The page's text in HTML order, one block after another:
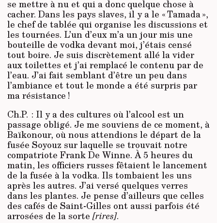
se mettre à nu et qui a donc quelque chose à
cacher. Dans les pays slaves, il y a le « Tamada »,
le chef de tablée qui organise les discussions et
les tournées. L’un d’eux m’a un jour mis une
bouteille de vodka devant moi, j’étais censé
tout boire. Je suis discrètement allé la vider
aux toilettes et j’ai remplacé le contenu par de
l’eau. J’ai fait semblant d’être un peu dans
l’ambiance et tout le monde a été surpris par
ma résistance !
Ch.P. : Il y a des cultures où l’alcool est un
passage obligé. Je me souviens de ce moment, à
Baïkonour, où nous attendions le départ de la
fusée Soyouz sur laquelle se trouvait notre
compatriote Frank De Winne. À 5 heures du
matin, les officiers russes fêtaient le lancement
de la fusée à la vodka. Ils tombaient les uns
après les autres. J’ai versé quelques verres
dans les plantes. Je pense d’ailleurs que celles
des cafés de Saint-Gilles ont aussi parfois été
arrosées de la sorte[rires].